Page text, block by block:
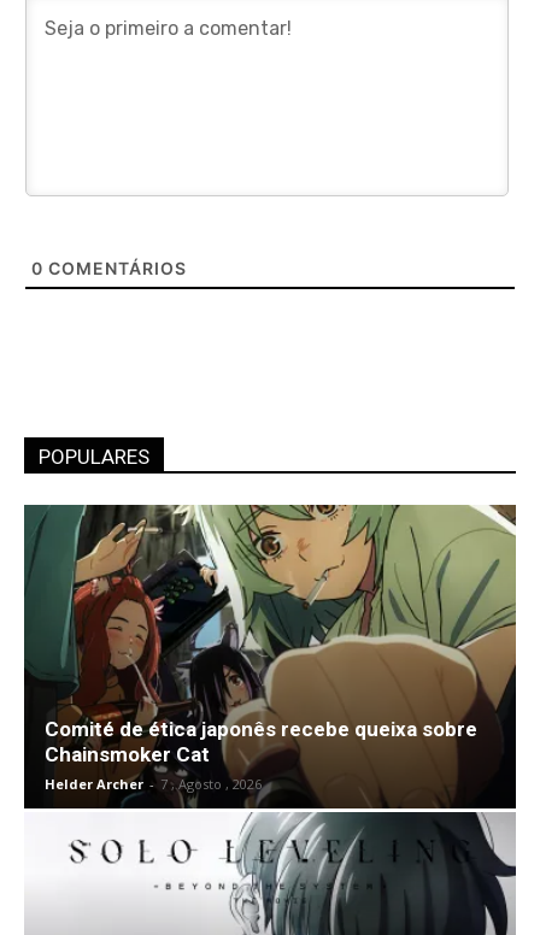
0 COMENTÁRIOS
POPULARES
Comité de ética japonês recebe queixa sobre
Chainsmoker Cat
Helder Archer - 7 , Agosto , 2026